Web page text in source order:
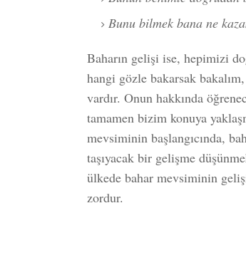
Bunu bilmek bana ne
Baharın gelişi ise, hepimizi
hangi gözle bakarsak
vardır. Onun hakkında
tamamen bizim konuya
mevsiminin başlangıcında,
taşıyacak bir gelişme
ülkede bahar mevsiminin
zordur.